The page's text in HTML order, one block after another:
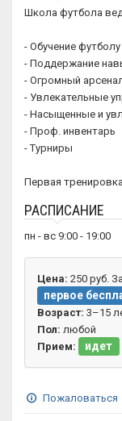
Школа футбола
- Обучение футболу
- Поддержание
- Огромный
- Увлекательные
- Насыщенные и
- Проф. инвентарь
- Турниры
Первая
РАСПИСАНИЕ
пн - вс 9:00 - 19:00
Цена: 250 руб.
первое
Возраст: 3–15
Пол: любой
Прием:
идет
Пожаловаться